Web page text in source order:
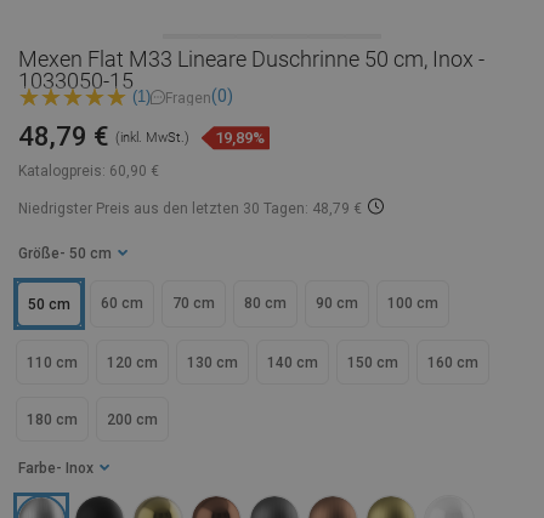
Mexen Flat M33 Lineare Duschrinne 50 cm, Inox -
1033050-15
(1) Fragen(0)
Katalogpreis: 60,90 €
48,79 € (inkl. MwSt.) 19,89%
Niedrigster Preis aus den letzten 30 Tagen: 48,79 €
Größe - 50 cm
50 cm 60 cm 70 cm 80 cm 90 cm 100 cm
110 cm 120 cm 130 cm 140 cm 150 cm 160 cm
180 cm 200 cm
Farbe - Inox